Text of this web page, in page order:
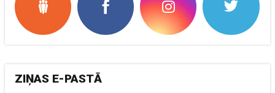
ZIŅAS E-PASTĀ